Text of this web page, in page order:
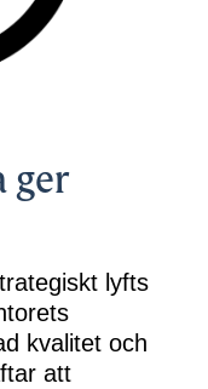
ger
lyfts
kvalitet och
att